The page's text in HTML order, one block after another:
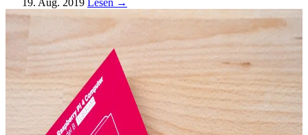
19. Aug. 2019 Lesen →